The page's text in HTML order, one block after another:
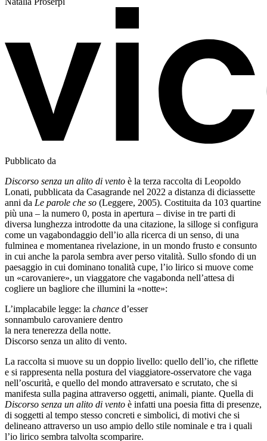
Pubblicato da
Discorso senza un alito di vento è la terza raccolta di Leopoldo
Lonati, pubblicata da Casagrande nel 2022 a distanza di diciassette
anni da Le parole che so (Leggere, 2005). Costituita da 103 quartine
più una – la numero 0, posta in apertura – divise in tre parti di
diversa lunghezza introdotte da una citazione, la silloge si configura
come un vagabondaggio dell’io alla ricerca di un senso, di una
fulminea e momentanea rivelazione, in un mondo frusto e consunto
in cui anche la parola sembra aver perso vitalità. Sullo sfondo di un
paesaggio in cui dominano tonalità cupe, l’io lirico si muove come
un «carovaniere», un viaggatore che vagabonda nell’attesa di
cogliere un bagliore che illumini la «notte»:
L’implacabile legge: la chance d’esser
sonnambulo carovaniere dentro
la nera tenerezza della notte.
Discorso senza un alito di vento.
La raccolta si muove su un doppio livello: quello dell’io, che riflette
e si rappresenta nella postura del viaggiatore-osservatore che vaga
nell’oscurità, e quello del mondo attraversato e scrutato, che si
manifesta sulla pagina attraverso oggetti, animali, piante. Quella di
Discorso senza un alito di vento è infatti una poesia fitta di presenze,
di soggetti al tempo stesso concreti e simbolici, di motivi che si
delineano attraverso un uso ampio dello stile nominale e tra i quali
l’io lirico sembra talvolta scomparire.